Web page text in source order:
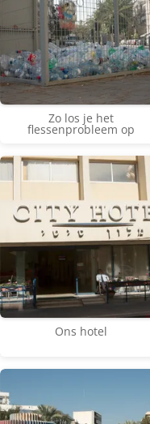
Zo los je het
flessenprobleem op
Ons hotel